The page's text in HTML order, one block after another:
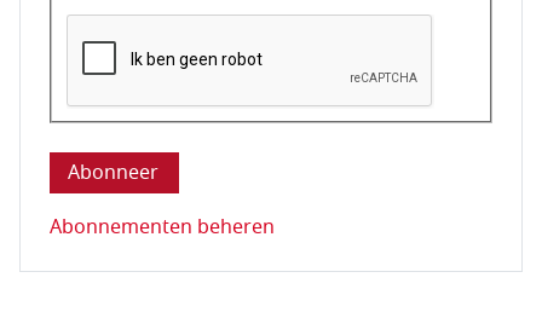
Deze vraag is om te controleren dat u een mens
Abonnementen beheren